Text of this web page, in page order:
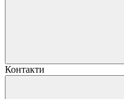
Контакти